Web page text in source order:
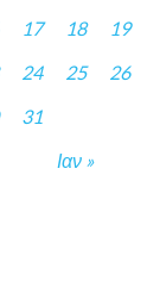
Ιαν »
17 18
19
24 25
26
31